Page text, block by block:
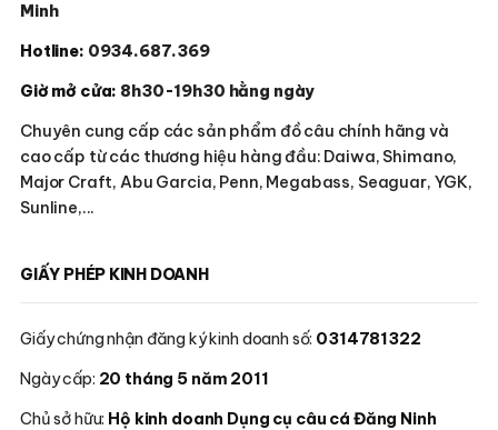
Minh
Hotline: 0934.687.369
Giờ mở cửa: 8h30-19h30 hằng ngày
Chuyên cung cấp các sản phẩm đồ câu chính hãng và
cao cấp từ các thương hiệu hàng đầu: Daiwa, Shimano,
Major Craft, Abu Garcia, Penn, Megabass, Seaguar, YGK,
Sunline,...
GIẤY PHÉP KINH DOANH
Giấy chứng nhận đăng ký kinh doanh số: 0314781322
Ngày cấp: 20 tháng 5 năm 2011
Chủ sở hữu: Hộ kinh doanh Dụng cụ câu cá Đăng Ninh